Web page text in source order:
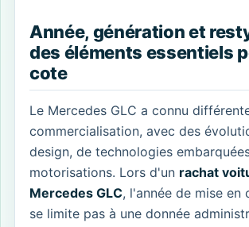
Année, génération et
des éléments essentiels
cote
Le Mercedes GLC a connu
commercialisation, avec des
design, de technologies
motorisations. Lors d'un rachat
Mercedes GLC, l'année de mise en
se limite pas à une donnée